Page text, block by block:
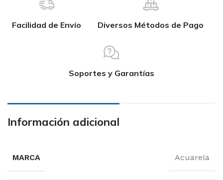
Facilidad de Envío Diversos Métodos de Pago
Soportes y Garantías
Información adicional
MARCA Acuarela